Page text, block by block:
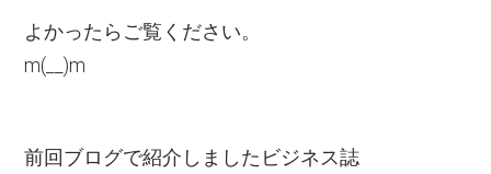
よかったらご覧ください。
m(__)m
前回ブログで紹介しましたビジネス誌